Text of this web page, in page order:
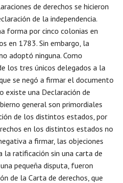
de derechos se hicieron
de la independencia.
forma por cinco colonias en
en 1783. Sin embargo, la
adoptó ninguna. Como
los tres únicos delegados a la
se negó a firmar el documento
existe una Declaración de
general son primordiales
de los distintos estados, por
en los distintos estados no
a firmar, las objeciones
la ratificación sin una carta de
pequeña disputa, fueron
de la Carta de derechos, que